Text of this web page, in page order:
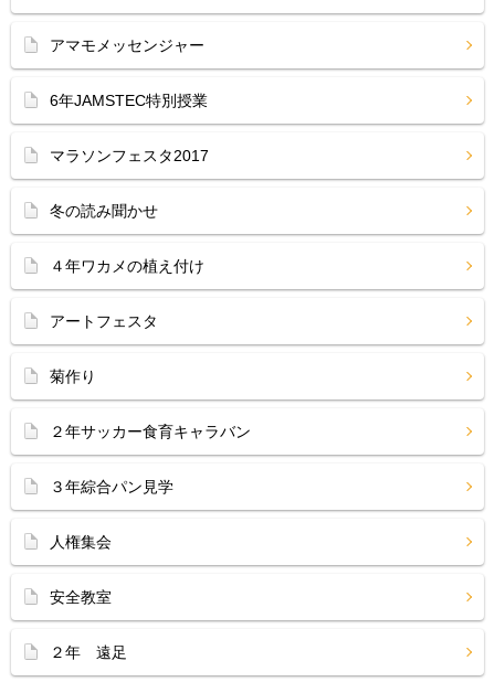
アマモメッセンジャー
6年JAMSTEC特別授業
マラソンフェスタ2017
冬の読み聞かせ
４年ワカメの植え付け
アートフェスタ
菊作り
２年サッカー食育キャラバン
３年綜合パン見学
人権集会
安全教室
２年 遠足